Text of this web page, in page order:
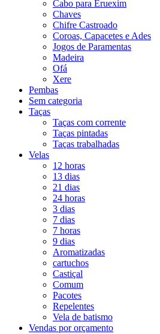
Cabo para Eruexim
Chaves
Chifre Castroado
Coroas, Capacetes e Ades
Jogos de Paramentas
Madeira
Ofá
Xere
Pembas
Sem categoria
Taças
Taças com corrente
Taças pintadas
Taças trabalhadas
Velas
12 horas
13 dias
21 dias
24 horas
3 dias
7 dias
7 horas
9 dias
Aromatizadas
cartuchos
Castiçal
Comum
Pacotes
Repelentes
Vela de batismo
Vendas por orçamento